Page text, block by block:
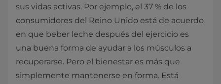
sus vidas activas. Por ejemplo, el 37 % de los
consumidores del Reino Unido está de acuerdo
en que beber leche después del ejercicio es
una buena forma de ayudar a los músculos a
recuperarse. Pero el bienestar es más que
simplemente mantenerse en forma. Está